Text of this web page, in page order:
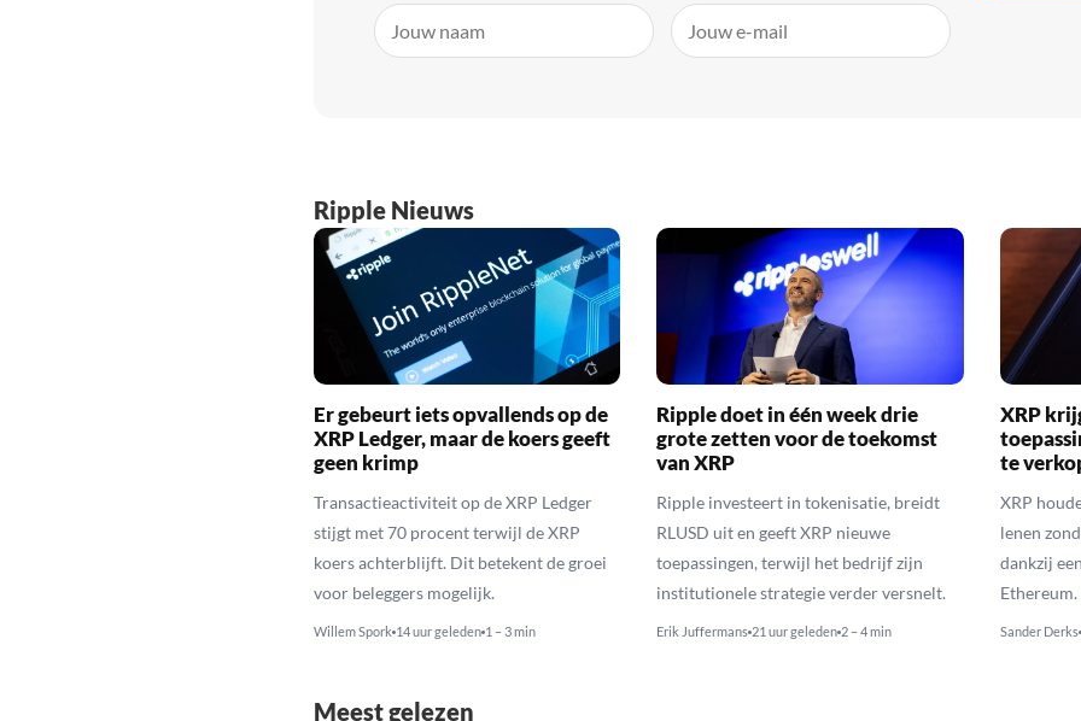
Ripple Nieuws
Er gebeurt iets opvallends op de
XRP Ledger, maar de koers geeft
geen krimp
Transactieactiviteit op de XRP Ledger
stijgt met 70 procent terwijl de XRP
koers achterblijft. Dit betekent de groei
voor beleggers mogelijk.
Willem Spork 14 uur geleden 1 – 3 min
Ripple doet in één week drie
grote zetten voor de toekomst
van XRP
Ripple investeert in tokenisatie, breidt
RLUSD uit en geeft XRP nieuwe
toepassingen, terwijl het bedrijf zijn
institutionele strategie verder versnelt.
Erik Juffermans 21 uur geleden 2 – 4 min
XRP
te
XRP
lenen
dankzij
Ethereum.
Sander Derks
Meest gelezen